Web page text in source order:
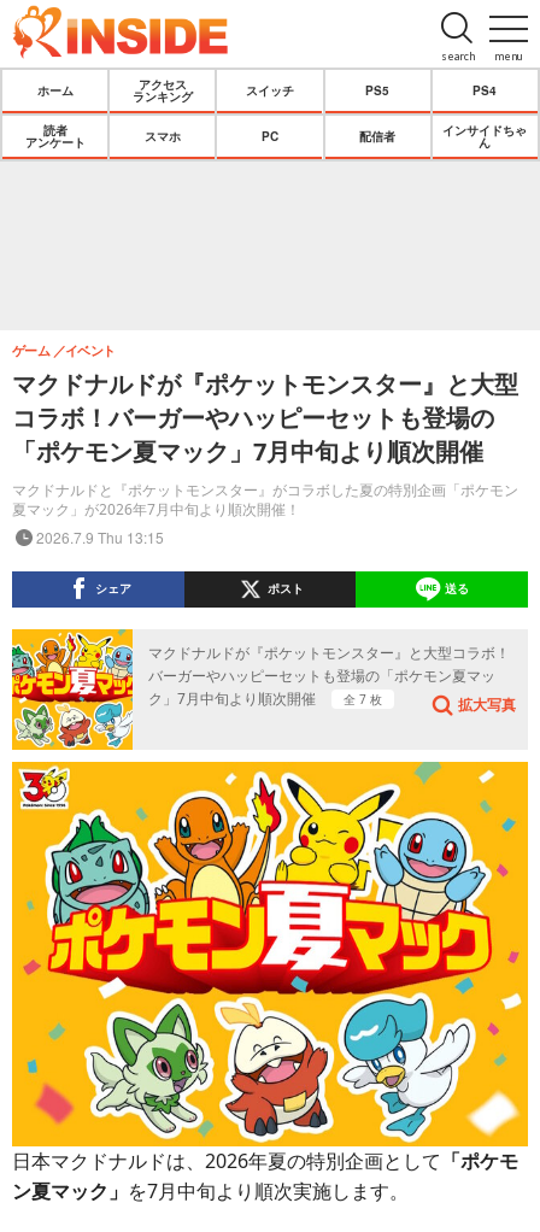
menu
search
ホーム
アクセス
ランキング
スイッチ PS5 PS4
読者
アンケート
スマホ PC 配信者
インサイドちゃ
ん
マクドナルドが『ポケットモンスター』と大型
コラボ！バーガーやハッピーセットも登場の
「ポケモン夏マック」7月中旬より順次開催
マクドナルドと『ポケットモンスター』がコラボした夏の特別企画「ポケモン
夏マック」が2026年7月中旬より順次開催！
ゲーム イベント
2026.7.9 Thu 13:15
シェア ポスト 送る
マクドナルドが『ポケットモンスター』と大型コラボ！
バーガーやハッピーセットも登場の「ポケモン夏マッ
ク」7月中旬より順次開催
全 7 枚 拡大写真
日本マクドナルドは、2026年夏の特別企画として 「ポケモ
ン夏マック」 を7月中旬より順次実施します。